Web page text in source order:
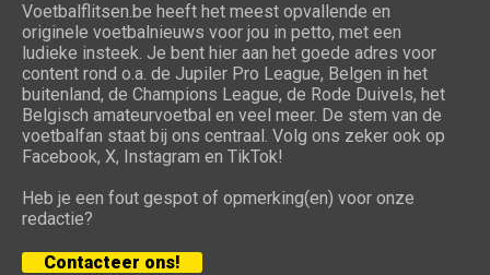
Voetbalflitsen.be heeft het meest opvallende en
originele voetbalnieuws voor jou in petto, met een
ludieke insteek. Je bent hier aan het goede adres voor
content rond o.a. de Jupiler Pro League, Belgen in het
buitenland, de Champions League, de Rode Duivels, het
Belgisch amateurvoetbal en veel meer. De stem van de
voetbalfan staat bij ons centraal. Volg ons zeker ook op
Facebook, X, Instagram en TikTok!
Heb je een fout gespot of opmerking(en) voor onze
redactie?
Contacteer ons!